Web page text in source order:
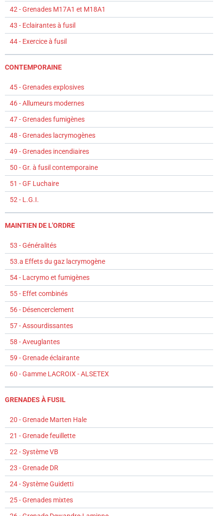
42 - Grenades M17A1 et M18A1
43 - Eclairantes à fusil
44 - Exercice à fusil
CONTEMPORAINE
45 - Grenades explosives
46 - Allumeurs modernes
47 - Grenades fumigènes
48 - Grenades lacrymogènes
49 - Grenades incendiaires
50 - Gr. à fusil contemporaine
51 - GF Luchaire
52 - L.G.I.
MAINTIEN DE L'ORDRE
53 - Généralités
53.a Effets du gaz lacrymogène
54 - Lacrymo et fumigènes
55 - Effet combinés
56 - Désencerclement
57 - Assourdissantes
58 - Aveuglantes
59 - Grenade éclairante
60 - Gamme LACROIX - ALSETEX
GRENADES À FUSIL
20 - Grenade Marten Hale
21 - Grenade feuillette
22 - Système VB
23 - Grenade DR
24 - Système Guidetti
25 - Grenades mixtes